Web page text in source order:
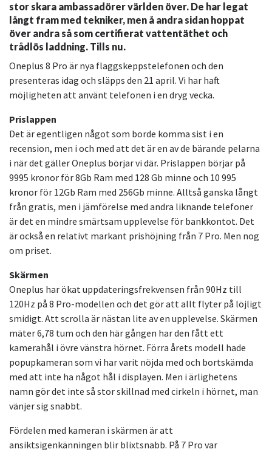
stor skara ambassadörer världen över. De har legat
långt fram med tekniker, men å andra sidan hoppat
över andra så som certifierat vattentäthet och
trådlös laddning. Tills nu.
Oneplus 8 Pro är nya flaggskeppstelefonen och den
presenteras idag och släpps den 21 april. Vi har haft
möjligheten att använt telefonen i en dryg vecka.
Prislappen
Det är egentligen något som borde komma sist i en
recension, men i och med att det är en av de bärande pelarna
i när det gäller Oneplus börjar vi där. Prislappen börjar på
9995 kronor för 8Gb Ram med 128 Gb minne och 10 995
kronor för 12Gb Ram med 256Gb minne. Alltså ganska långt
från gratis, men i jämförelse med andra liknande telefoner
är det en mindre smärtsam upplevelse för bankkontot. Det
är också en relativt markant prishöjning från 7 Pro. Men nog
om priset.
Skärmen
Oneplus har ökat uppdateringsfrekvensen från 90Hz till
120Hz på 8 Pro-modellen och det gör att allt flyter på löjligt
smidigt. Att scrolla är nästan lite av en upplevelse. Skärmen
mäter 6,78 tum och den här gången har den fått ett
kamerahål i övre vänstra hörnet. Förra årets modell hade
popupkameran som vi har varit nöjda med och bortskämda
med att inte ha något hål i displayen. Men i ärlighetens
namn gör det inte så stor skillnad med cirkeln i hörnet, man
vänjer sig snabbt.
Fördelen med kameran i skärmen är att
ansiktsigenkänningen blir blixtsnabb. På 7 Pro var